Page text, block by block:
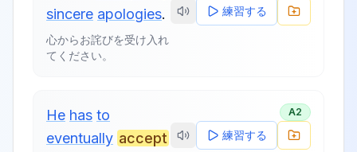
sincere apologies.
心からお詫びを受け入れ
てください。
練習する
He has to
eventually accept
A2
練習する